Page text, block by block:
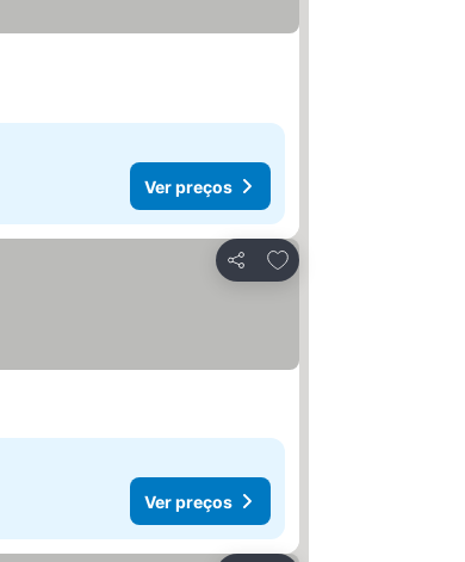
Ver preços
Partilhar
Adicionar aos favoritos
Ver preços